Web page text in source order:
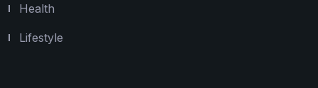
Health
Lifestyle